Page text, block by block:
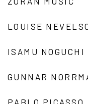
LOUISE
ISAMU NOGUCHI
GUNNAR
PABLO PICASSO